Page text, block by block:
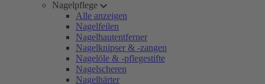
Nagelpflege
Alle anzeigen
Nagelfeilen
Nagelhautentferner
Nagelknipser & -zangen
Nagelöle & -pflegestifte
Nagelscheren
Nagelhärter